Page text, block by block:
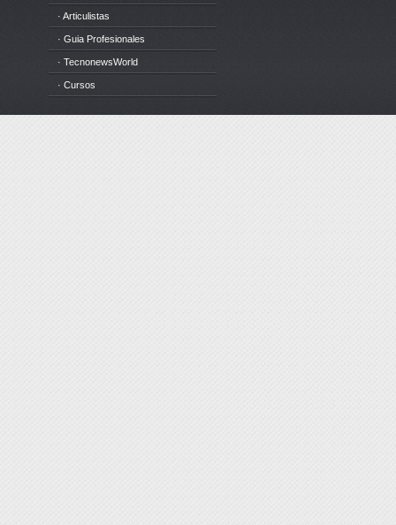
· Articulistas
· Guia Profesionales
· TecnonewsWorld
· Cursos